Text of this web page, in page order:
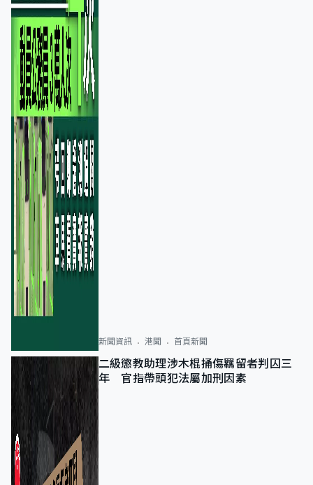
新聞資訊 港聞 首頁新聞
二級懲教助理涉木棍捅傷羈留者判囚三
年 官指帶頭犯法屬加刑因素